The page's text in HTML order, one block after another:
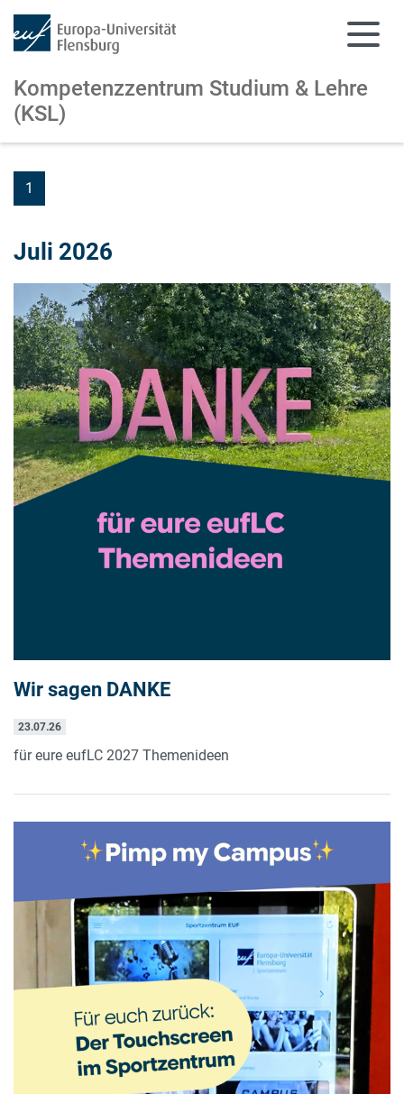
Kompetenzzentrum Studium & Lehre
(KSL)
1
Juli 2026
Wir sagen DANKE
23.07.26
für eure eufLC 2027 Themenideen